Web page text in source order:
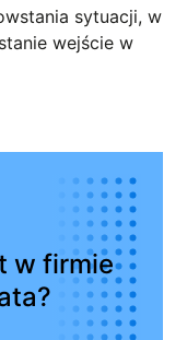
sytuacji, w
wejście w
w firmie